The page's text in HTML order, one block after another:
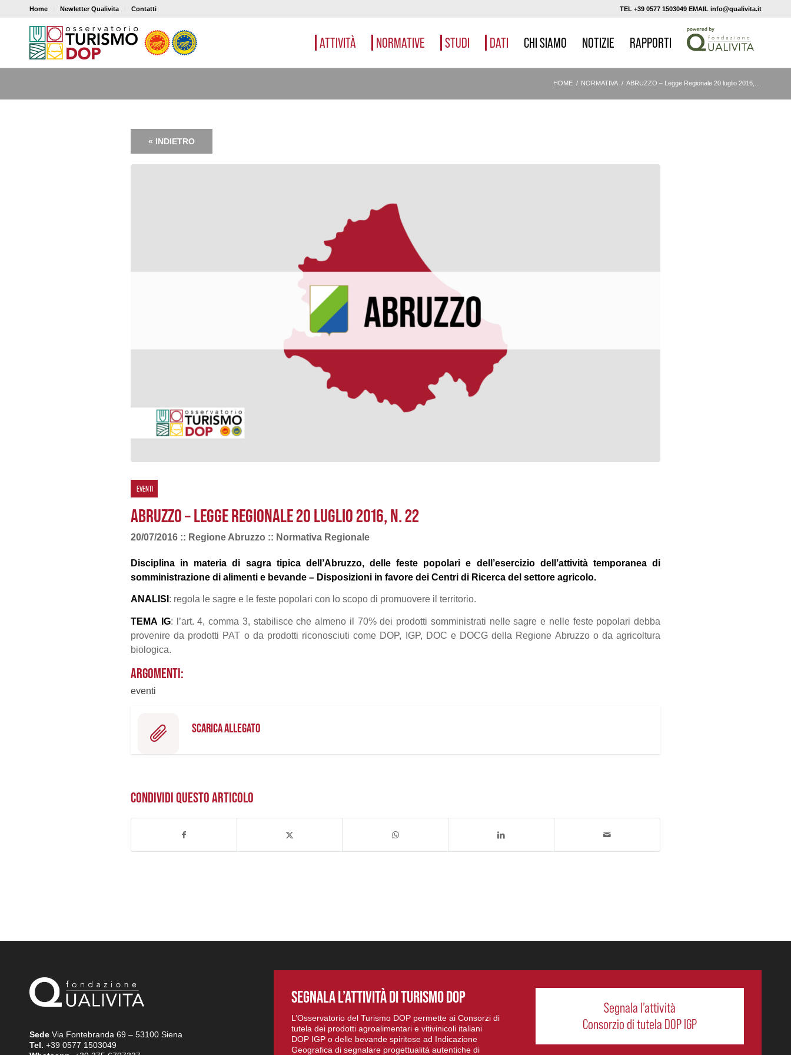
Home Newletter Qualivita Contatti TEL +39 0577 1503049 EMAIL info@qualivita.it
ATTIVITÀ NORMATIVE STUDI DATI CHI SIAMO NOTIZIE RAPPORTI
HOME / NORMATIVA / ABRUZZO – Legge Regionale 20 luglio 2016,...
« INDIETRO
EVENTI
ABRUZZO – LEGGE REGIONALE 20 LUGLIO 2016, N. 22
20/07/2016 :: Regione Abruzzo :: Normativa Regionale
Disciplina in materia di sagra tipica dell’Abruzzo, delle feste popolari e dell’esercizio dell’attività temporanea di
somministrazione di alimenti e bevande – Disposizioni in favore dei Centri di Ricerca del settore agricolo.
ANALISI : regola le sagre e le feste popolari con lo scopo di promuovere il territorio.
TEMA IG: l’art. 4, comma 3, stabilisce che almeno il 70% dei prodotti somministrati nelle sagre e nelle feste popolari debba
provenire da prodotti PAT o da prodotti riconosciuti come DOP, IGP, DOC e DOCG della Regione Abruzzo o da agricoltura
biologica.
ARGOMENTI:
eventi
SCARICA ALLEGATO
CONDIVIDI QUESTO ARTICOLO
Sede Via Fontebranda 69 – 53100 Siena
Tel. +39 0577 1503049
SEGNALA L’ATTIVITÀ DI TURISMO DOP
L’Osservatorio del Turismo DOP permette ai Consorzi di
tutela dei prodotti agroalimentari e vitivinicoli italiani
DOP IGP o delle bevande spiritose ad Indicazione
Geografica di segnalare progettualità autentiche di
Segnala l’attività
Consorzio di tutela DOP IGP